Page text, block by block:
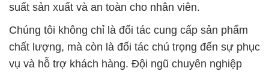
suất sản xuất và an toàn cho nhân viên.
Chúng tôi không chỉ là đối tác cung cấp sản phẩm
chất lượng, mà còn là đối tác chú trọng đến sự phục
vụ và hỗ trợ khách hàng. Đội ngũ chuyên nghiệp